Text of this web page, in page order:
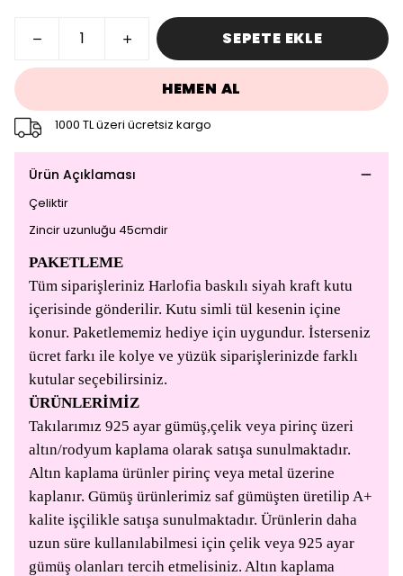
SEPETE EKLE
HEMEN AL
1000 TL üzeri ücretsiz kargo
Ürün Açıklaması
Çeliktir
Zincir uzunluğu 45cmdir
PAKETLEME
Tüm siparişleriniz Harlofia baskılı siyah kraft kutu
içerisinde gönderilir. Kutu simli tül kesenin içine
konur. Paketlememiz hediye için uygundur. İsterseniz
ücret farkı ile kolye ve yüzük siparişlerinizde farklı
kutular seçebilirsiniz.
ÜRÜNLERİMİZ
Takılarımız 925 ayar gümüş,çelik veya pirinç üzeri
altın/rodyum kaplama olarak satışa sunulmaktadır.
Altın kaplama ürünler pirinç veya metal üzerine
kaplanır. Gümüş ürünlerimiz saf gümüşten üretilip A+
kalite işçilikle satışa sunulmaktadır. Ürünlerin daha
uzun süre kullanılabilmesi için çelik veya 925 ayar
gümüş olanları tercih etmelisiniz. Altın kaplama